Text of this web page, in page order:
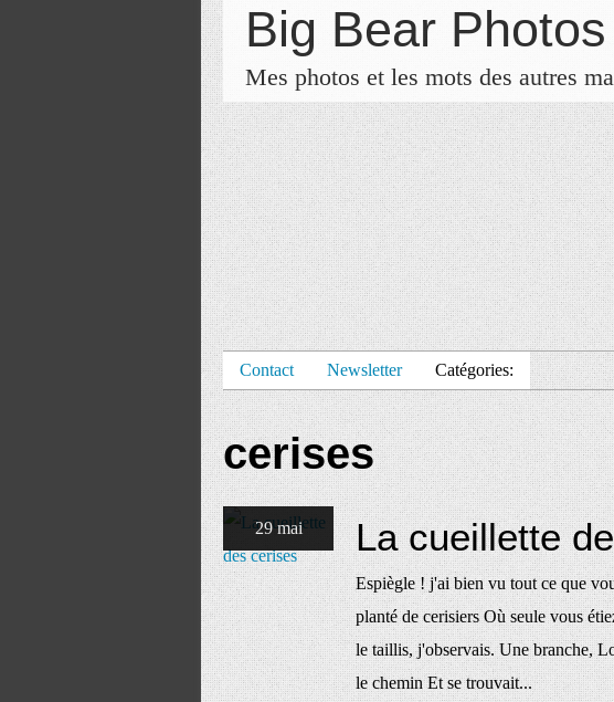
Big Bear Photos
Mes photos et les mots des autres
Contact Newsletter Catégories:
cerises
29 mai La cueillette
Espiègle ! j'ai bien vu tout ce que
planté de cerisiers Où seule vous
le taillis, j'observais. Une branche,
le chemin Et se trouvait...